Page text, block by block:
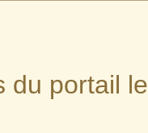
du portail